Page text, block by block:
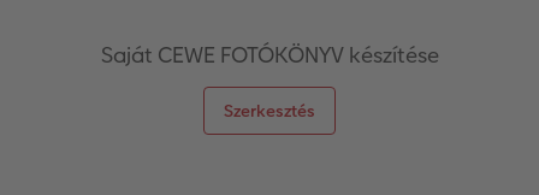
Saját CEWE FOTÓKÖNYV készítése
Szerkesztés